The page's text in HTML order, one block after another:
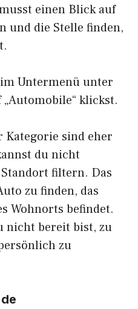
einen Blick auf
und die Stelle finden,
Untermenü unter
„Automobile“ klickst.
Kategorie sind eher
du nicht
filtern. Das
zu finden, das
Wohnorts befindet.
nicht bereit bist, zu
zu